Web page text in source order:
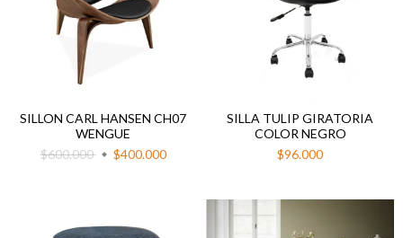
SILLON CARL HANSEN CH07
WENGUE
$600.000
$400.000
SILLA TULIP GIRATORIA
COLOR NEGRO
$96.000